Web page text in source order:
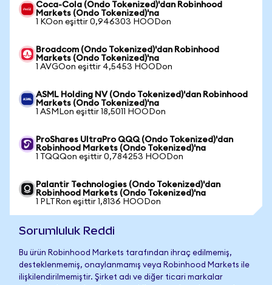
Coca-Cola (Ondo Tokenized)'dan Robinhood
Markets (Ondo Tokenized)'na
1 KOon eşittir 0,946303 HOODon
Broadcom (Ondo Tokenized)'dan Robinhood
Markets (Ondo Tokenized)'na
1 AVGOon eşittir 4,5453 HOODon
ASML Holding NV (Ondo Tokenized)'dan Robinhood
Markets (Ondo Tokenized)'na
1 ASMLon eşittir 18,5011 HOODon
ProShares UltraPro QQQ (Ondo Tokenized)'dan
Robinhood Markets (Ondo Tokenized)'na
1 TQQQon eşittir 0,784253 HOODon
Palantir Technologies (Ondo Tokenized)'dan
Robinhood Markets (Ondo Tokenized)'na
1 PLTRon eşittir 1,8136 HOODon
Sorumluluk Reddi
Bu ürün Robinhood Markets tarafından ihraç edilmemiş,
desteklenmemiş, onaylanmamış veya Robinhood Markets ile
ilişkilendirilmemiştir. Şirket adı ve diğer ticari markalar